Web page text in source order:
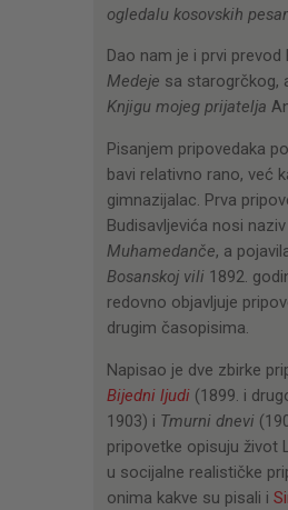
ogledalu kosovskih
Dao nam je i prvi prevod
Medeje sa starogrčkog,
Knjigu mojeg prijatelja
Pisanjem pripovedaka
bavi relativno rano, već
gimnazijalac. Prva
Budisavljevića nosi naziv
Muhamedanče, a
Bosanskoj vili 1892.
redovno objavljuje
drugim časopisima.
Napisao je dve zbirke
Bijedni ljudi(1899. i
1903) i Tmurni dnevi
pripovetke opisuju život
u socijalne realističke
onima kakve su pisali i